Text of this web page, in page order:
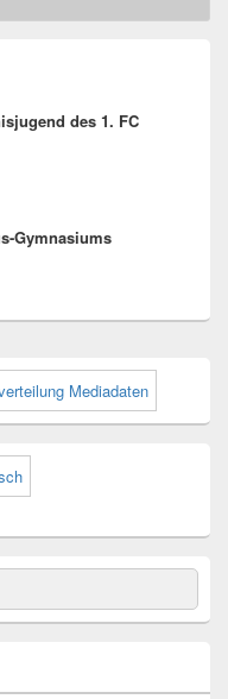
des 1. FC
Gymnasiums